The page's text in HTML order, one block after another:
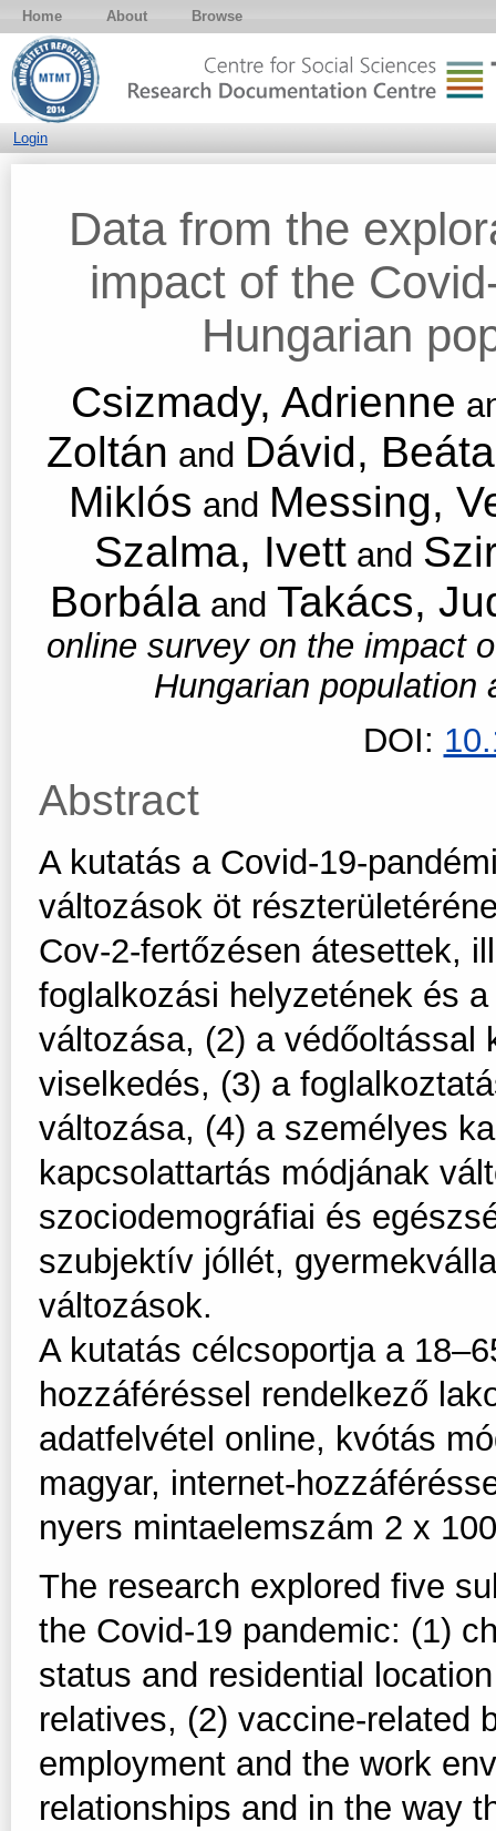
Home About Browse
Login
Data from the
impact of the
Hungarian
Csizmady, Adrienne
Zoltán and Dávid, Beáta
Miklós and Messing,
Szalma, Ivettand
Borbálaand Takács,
online survey on the impact
Hungarian population
DOI:
Abstract
A kutatás a Covid-19-
változások öt
Cov-2-fertőzésen átesettek,
foglalkozási helyzetének és
változása, (2) a védőoltással
viselkedés, (3) a
változása, (4) a személyes
kapcsolattartás módjának
szociodemográfiai és
szubjektív jóllét,
változások.
A kutatás célcsoportja a
hozzáféréssel rendelkező
adatfelvétel online, kvótás
magyar, internet-
nyers mintaelemszám 2 x
The research explored five
the Covid-19 pandemic: (1)
status and residential
relatives, (2) vaccine-related
employment and the work
relationships and in the way